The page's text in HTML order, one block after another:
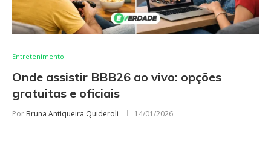
Entretenimento
Onde assistir BBB26 ao vivo: opções
gratuitas e oficiais
Por Bruna Antiqueira Quideroli 14/01/2026